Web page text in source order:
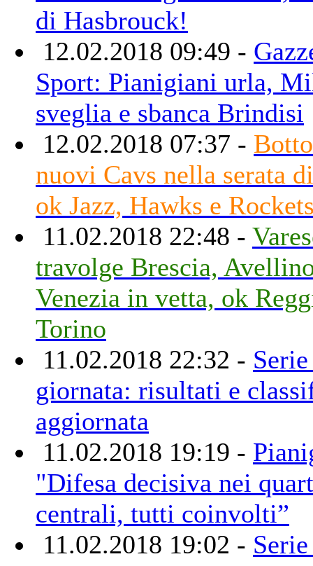
di Hasbrouck!
12.02.2018 09:49 -
Sport: Pianigiani urla,
sveglia e sbanca Brindisi
12.02.2018 07:37 -
nuovi Cavs nella serata
ok Jazz, Hawks e
11.02.2018 22:48 -
travolge Brescia,
Venezia in vetta, ok
Torino
11.02.2018 22:32 -
giornata: risultati e
aggiornata
11.02.2018 19:19 -
"Difesa decisiva nei
centrali, tutti coinvolti”
11.02.2018 19:02 -